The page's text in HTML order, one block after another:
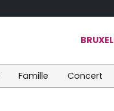
Famille Concert